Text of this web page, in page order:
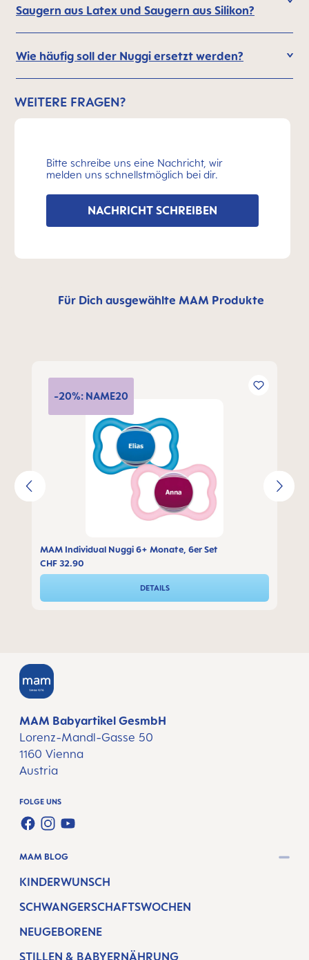
Saugern aus Latex und Saugern aus Silikon?
Wie häufig soll der Nuggi ersetzt werden?
WEITERE FRAGEN?
Bitte schreibe uns eine Nachricht, wir
melden uns schnellstmöglich bei dir.
NACHRICHT SCHREIBEN
Für Dich ausgewählte MAM Produkte
-20%: NAME20
MAM Individual Nuggi 6+ Monate, 6er Set
CHF 32.90
DETAILS
MAM Babyartikel GesmbH
Lorenz-Mandl-Gasse 50
1160 Vienna
Austria
FOLGE UNS
FACEBOOK
INSTAGRAM
YOUTUBE
MAM BLOG
KINDERWUNSCH
SCHWANGERSCHAFTSWOCHEN
NEUGEBORENE
STILLEN & BABYERNÄHRUNG